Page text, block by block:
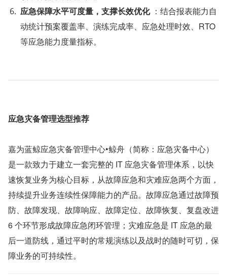
应急保障水平可度量，支撑长效优化 ：结合报表能力自
动统计预案覆盖率、演练完成率、应急处理时效、RTO
等应急能力度量指标。
应急灾备管理选型推荐
嘉为蓝鲸应急灾备管理中心•鲸舟（简称：应急灾备中心）
是一款致力于建立一套完整的 IT 应急灾备管理体系，以快
速恢复业务为核心目标，从故障应急和灾难应急两个方面，
持续提升业务连续性保障能力的产品。故障应急通过故障预
防、故障发现、故障响应、故障定位、故障恢复、复盘改进
6 个环节形成故障应急闭环管理；灾难应急是 IT 应急的最
后一道防线，通过平时的常规演练以及战时的随时可切，保
障业务的可持续性。